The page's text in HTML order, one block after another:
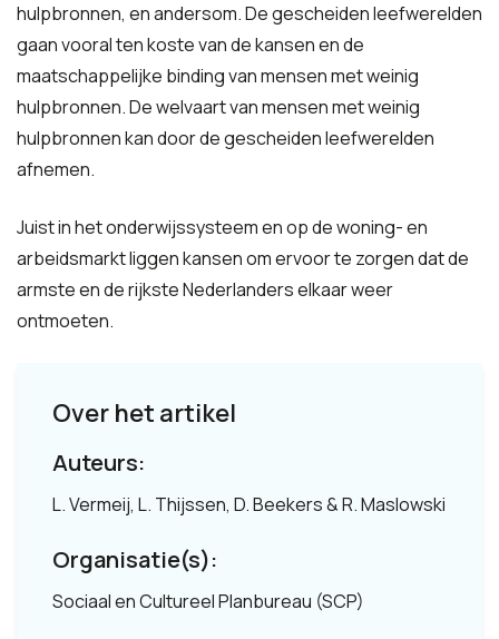
hulpbronnen, en andersom. De gescheiden leefwerelden
gaan vooral ten koste van de kansen en de
maatschappelijke binding van mensen met weinig
hulpbronnen. De welvaart van mensen met weinig
hulpbronnen kan door de gescheiden leefwerelden
afnemen.
Juist in het onderwijssysteem en op de woning- en
arbeidsmarkt liggen kansen om ervoor te zorgen dat de
armste en de rijkste Nederlanders elkaar weer
ontmoeten.
Over het artikel
Auteurs:
L. Vermeij, L. Thijssen, D. Beekers & R. Maslowski
Organisatie(s):
Sociaal en Cultureel Planbureau (SCP)